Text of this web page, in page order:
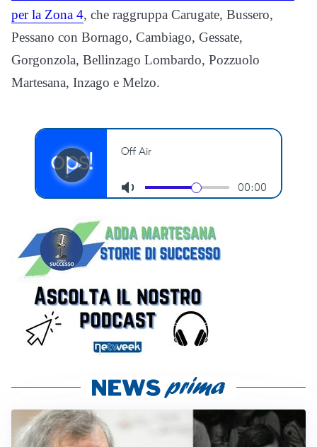
per la Zona 4, che raggruppa Carugate, Bussero,
Pessano con Bornago, Cambiago, Gessate,
Gorgonzola, Bellinzago Lombardo, Pozzuolo
Martesana, Inzago e Melzo.